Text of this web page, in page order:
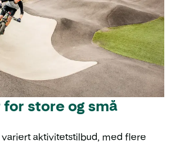
store og små
variert aktivitetstilbud, med flere